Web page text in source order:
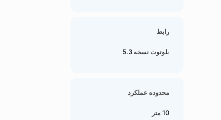
بلوتوث نسخه 5.3
محدوده عملکرد